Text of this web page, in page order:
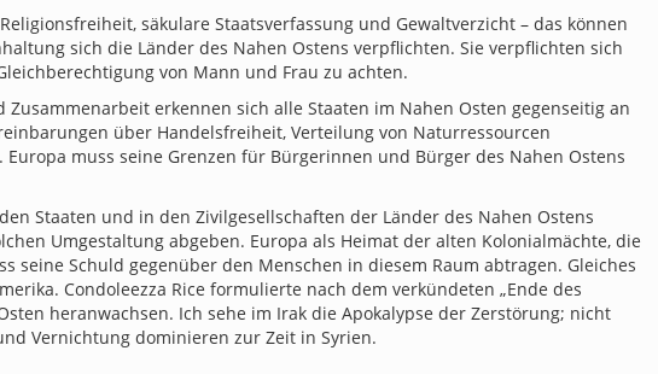
säkulare Staatsverfassung und Gewaltverzicht – das können
sich die Länder des Nahen Ostens verpflichten. Sie verpflichten sich
von Mann und Frau zu achten.
erkennen sich alle Staaten im Nahen Osten gegenseitig an
über Handelsfreiheit, Verteilung von Naturressourcen
muss seine Grenzen für Bürgerinnen und Bürger des Nahen Ostens
Staaten und in den Zivilgesellschaften der Länder des Nahen Ostens
Umgestaltung abgeben. Europa als Heimat der alten Kolonialmächte, die
seine Schuld gegenüber den Menschen in diesem Raum abtragen. Gleiches
Condoleezza Rice formulierte nach dem verkündeten „Ende des
heranwachsen. Ich sehe im Irak die Apokalypse der Zerstörung; nicht
Vernichtung dominieren zur Zeit in Syrien.